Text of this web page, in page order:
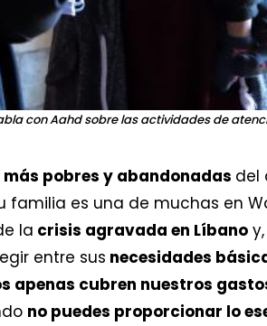
con Aahd sobre las actividades de
más pobres y abandonadas del
familia es una de muchas en
la crisis agravada en Líbano
entre sus necesidades
apenas cubren nuestros
no puedes proporcionar lo